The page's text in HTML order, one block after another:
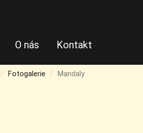
O nás Kontakt
Fotogalerie Mandaly